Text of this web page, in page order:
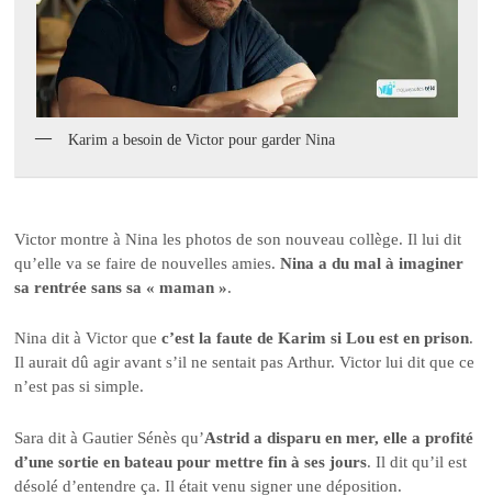
Karim a besoin de Victor pour garder Nina
Victor montre à Nina les photos de son nouveau collège. Il lui dit
qu’elle va se faire de nouvelles amies.Nina a du mal à imaginer
sa rentrée sans sa « maman ».
Nina dit à Victor quec’est la faute de Karim si Lou est en prison.
Il aurait dû agir avant s’il ne sentait pas Arthur. Victor lui dit que ce
n’est pas si simple.
Sara dit à Gautier Sénès qu’Astrid a disparu en mer, elle a profité
d’une sortie en bateau pour mettre fin à ses jours. Il dit qu’il est
désolé d’entendre ça. Il était venu signer une déposition.